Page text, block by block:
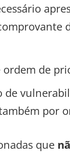
ordem de
de
por
que